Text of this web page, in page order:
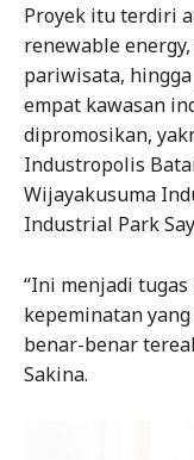
Proyek itu terdiri
renewable
pariwisata,
empat kawasan
dipromosikan,
Industropolis
Wijayakusuma
Industrial Park
“Ini menjadi
kepeminatan
benar-benar
Sakina.